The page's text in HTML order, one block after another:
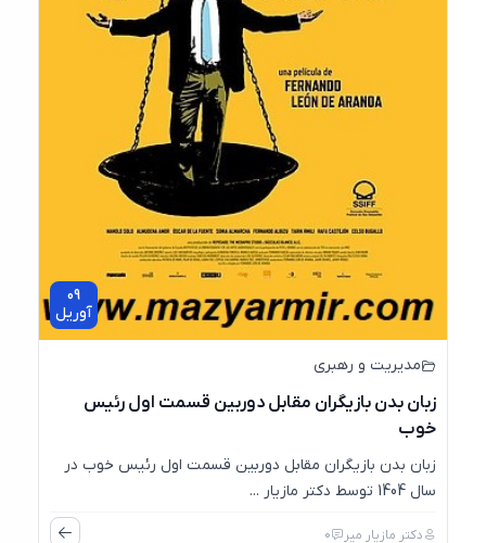
09
آوریل
مدیریت و رهبری
زبان بدن بازیگران مقابل دوربین قسمت اول رئیس
خوب
زبان بدن بازیگران مقابل دوربین قسمت اول رئیس خوب در
دکتر مازیار میر 0